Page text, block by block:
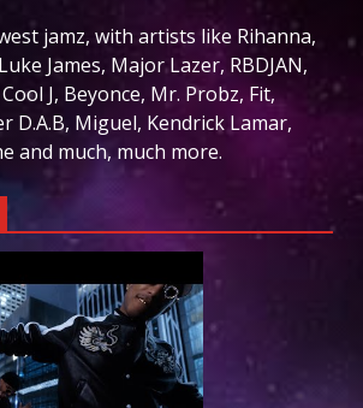
jamz, with artists like Rihanna,
James, Major Lazer, RBDJAN,
J, Beyonce, Mr. Probz, Fit,
D.A.B, Miguel, Kendrick Lamar,
and much, much more.